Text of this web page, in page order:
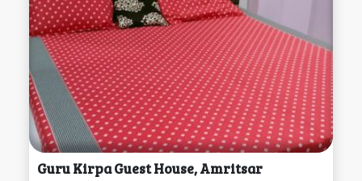
Guru Kirpa Guest House, Amritsar